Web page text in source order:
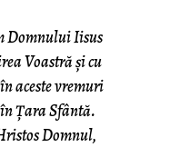
Domnului Iisus
Voastră și cu
aceste vremuri
Țara Sfântă.
Domnul,